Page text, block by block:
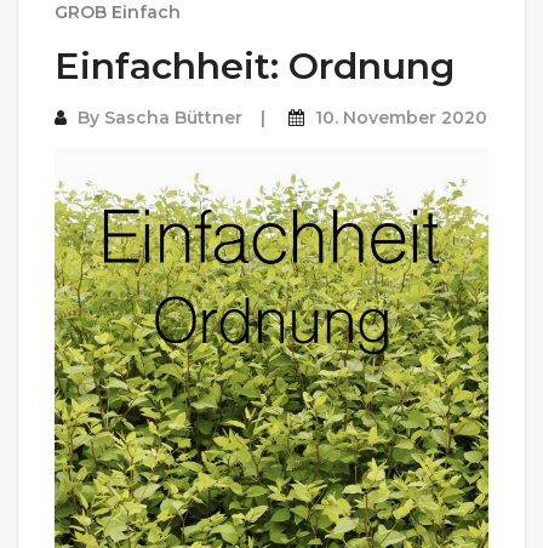
GROB Einfach
Einfachheit: Ordnung
By Sascha Büttner 10. November 2020